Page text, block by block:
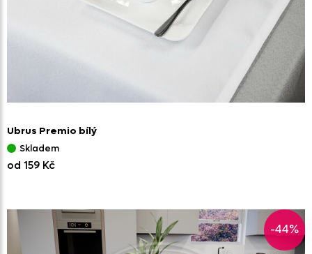
Ubrus Premio bílý
Skladem
od 159 Kč
-44%